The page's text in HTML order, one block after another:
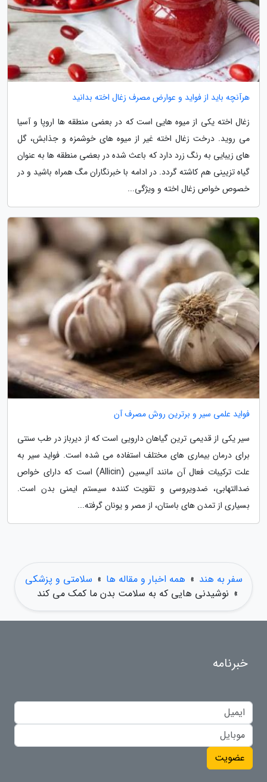
هرآنچه باید از فواید و عوارض مصرف زغال اخته بدانید
زغال اخته یکی از میوه هایی است که در بعضی منطقه ها اروپا و آسیا
می روید. درخت زغال اخته غیر از میوه های خوشمزه و جذابش، گل
های زیبایی به رنگ زرد دارد که باعث شده در بعضی منطقه ها به عنوان
گیاه تزیینی هم کاشته گردد. در ادامه با خبرنگاران مگ همراه باشید و در
خصوص خواص زغال اخته و ویژگی...
فواید علمی سیر و برترین روش مصرف آن
سیر یکی از قدیمی ترین گیاهان دارویی است که از دیرباز در طب سنتی
برای درمان بیماری های مختلف استفاده می شده است. فواید سیر به
علت ترکیبات فعال آن مانند آلیسین (Allicin) است که دارای خواص
ضدالتهابی، ضدویروسی و تقویت کننده سیستم ایمنی بدن است.
بسیاری از تمدن های باستان، از مصر و یونان گرفته...
سفر به هند » همه اخبار و مقاله ها » سلامتی و پزشکی
» نوشیدنی هایی که به سلامت بدن ما کمک می کند
خبرنامه
عضویت